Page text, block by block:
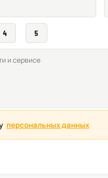
4 5
персональных данных